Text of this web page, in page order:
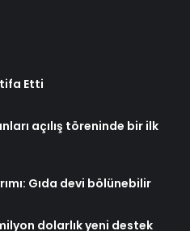
Etti
açılış töreninde bir ilk
Gıda devi bölünebilir
dolarlık yeni destek